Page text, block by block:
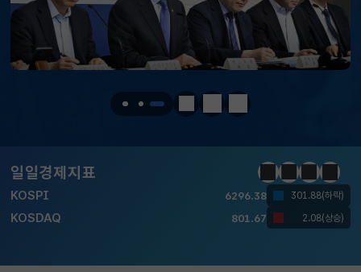
정지 이전 다음
일일경제지표
KOSDAQ 801.67 2.08(상승)
국고채(3년) 3.742 0.073(상승)
KOSDAQ 801.67 2.08(상승)
국고채(3년) 3.742 0.073(상승)
정지이전다음일일경